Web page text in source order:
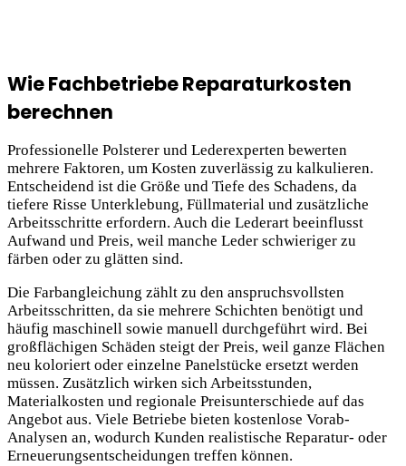
Wie Fachbetriebe Reparaturkosten
berechnen
Professionelle Polsterer und Lederexperten bewerten
mehrere Faktoren, um Kosten zuverlässig zu kalkulieren.
Entscheidend ist die Größe und Tiefe des Schadens, da
tiefere Risse Unterklebung, Füllmaterial und zusätzliche
Arbeitsschritte erfordern. Auch die Lederart beeinflusst
Aufwand und Preis, weil manche Leder schwieriger zu
färben oder zu glätten sind.
Die Farbangleichung zählt zu den anspruchsvollsten
Arbeitsschritten, da sie mehrere Schichten benötigt und
häufig maschinell sowie manuell durchgeführt wird. Bei
großflächigen Schäden steigt der Preis, weil ganze Flächen
neu koloriert oder einzelne Panelstücke ersetzt werden
müssen. Zusätzlich wirken sich Arbeitsstunden,
Materialkosten und regionale Preisunterschiede auf das
Angebot aus. Viele Betriebe bieten kostenlose Vorab-
Analysen an, wodurch Kunden realistische Reparatur- oder
Erneuerungsentscheidungen treffen können.